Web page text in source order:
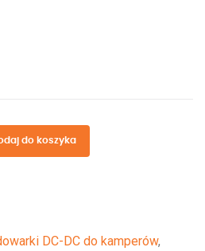
do koszyka
DC-DC do kamperów,